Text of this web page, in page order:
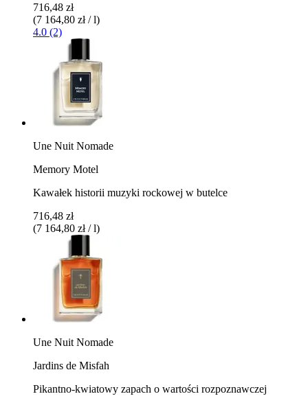
716,48 zł
(7 164,80 zł / l)
4.0 (2)
Une Nuit Nomade
Memory Motel
Kawałek historii muzyki rockowej w butelce
716,48 zł
(7 164,80 zł / l)
Une Nuit Nomade
Jardins de Misfah
Pikantno-kwiatowy zapach o wartości rozpoznawczej